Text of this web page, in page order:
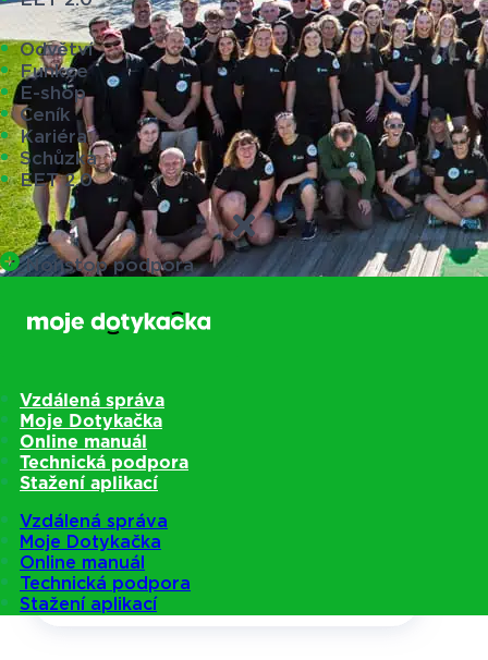
Odvětví
Funkce
E-shop
Ceník
Kariéra
Schůzka
EET 2.0
Nonstop podpora
Vzdálená správa
Moje Dotykačka
Online manuál
Technická podpora
Stažení aplikací
Vzdálená správa
Moje Dotykačka
Online manuál
Technická podpora
Stažení aplikací